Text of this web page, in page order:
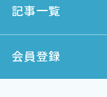
記事一覧
会員登録